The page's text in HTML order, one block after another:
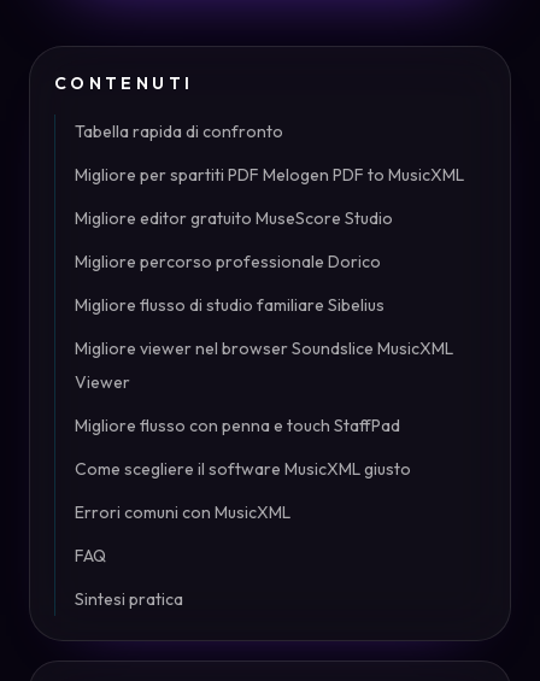
CONTENUTI
Tabella rapida di confronto
Migliore per spartiti PDF Melogen PDF to MusicXML
Migliore editor gratuito MuseScore Studio
Migliore percorso professionale Dorico
Migliore flusso di studio familiare Sibelius
Migliore viewer nel browser Soundslice MusicXML
Viewer
Migliore flusso con penna e touch StaffPad
Come scegliere il software MusicXML giusto
Errori comuni con MusicXML
FAQ
Sintesi pratica